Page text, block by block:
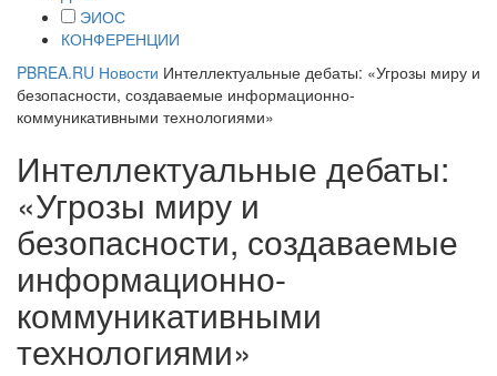
ЭИОС
КОНФЕРЕНЦИИ
PBREA.RU Новости Интеллектуальные дебаты: «Угрозы миру и
безопасности, создаваемые информационно-
коммуникативными технологиями»
Интеллектуальные дебаты:
«Угрозы миру и
безопасности, создаваемые
информационно-
коммуникативными
технологиями»